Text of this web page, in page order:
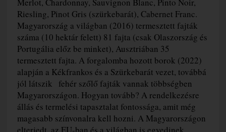
Merlot, Chardonnay, Sauvignon Blanc, Pinto Noir,
Riesling, Pinot Gris (szürkebarát), Cabernet Franc.
Magyarország a világban (2016) termesztett fajták
száma (10 hektár felett) 81 fajta (csak Olaszország és
Portugália előz be minket), Ausztriában 35
termesztett fajta. A forgalomba hozott borok (2022)
alapján a Kékfrankos és a Szürkebarát vezet, továbbá
jól látszik fehér szőlő fajták vannak többségben
Magyarországon. Hogyan tovább? A rendelkezésre
állás és termelési tapasztalat fontossága, amit még
magasabb színvonalra kell hozni. A Magyarországon